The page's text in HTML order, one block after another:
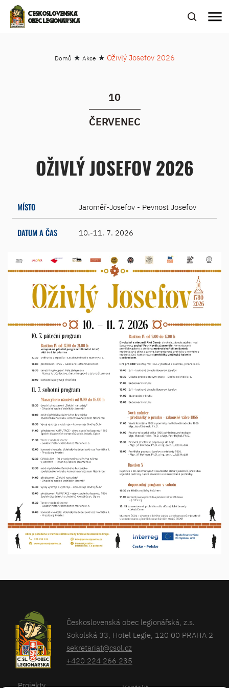
ČESKOSLOVENSKÁ
OBEC LEGIONÁŘSKÁ
menu
Domů ★ Akce ★ Oživlý Josefov 2026
10
ČERVENEC
OŽIVLÝ JOSEFOV 2026
MÍSTO Jaroměř-Josefov - Pevnost Josefov
DATUM A ČAS 10.-11. 7. 2026
Československá obec legionářská, z.s.
Sokolská 33, Hotel Legie, 120 00 PRAHA 2
sekretariat@csol.cz
+420 224 266 235
Projekty